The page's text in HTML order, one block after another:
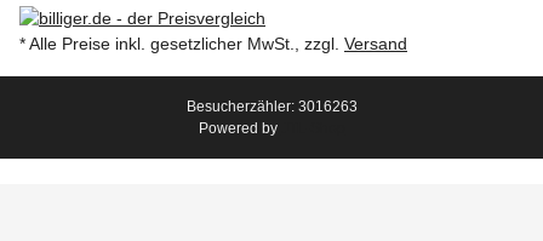
* Alle Preise inkl. gesetzlicher MwSt., zzgl. Versand
Besucherzähler: 3016263
Powered by